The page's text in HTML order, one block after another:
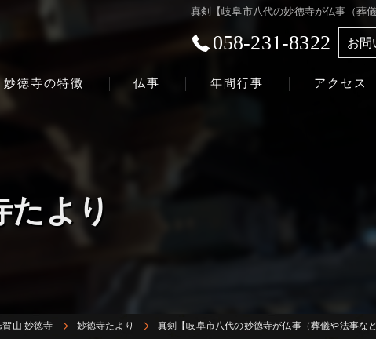
真剣【岐阜市八代の妙徳寺が仏事（葬
058-231-8322 お問
妙徳寺の特徴 仏事 年間行事 アクセス
たより
山 妙徳寺 妙徳寺たより 真剣【岐阜市八代の妙徳寺が仏事（葬儀や法事な